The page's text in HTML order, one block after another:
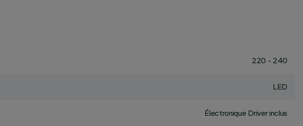
220 - 240
LED
Électronique Driver inclus